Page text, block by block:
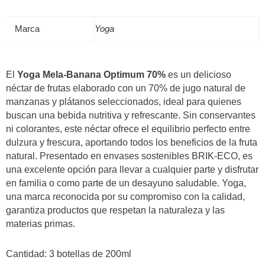
Marca Yoga
El Yoga Mela-Banana Optimum 70% es un delicioso
néctar de frutas elaborado con un 70% de jugo natural de
manzanas y plátanos seleccionados, ideal para quienes
buscan una bebida nutritiva y refrescante. Sin conservantes
ni colorantes, este néctar ofrece el equilibrio perfecto entre
dulzura y frescura, aportando todos los beneficios de la fruta
natural. Presentado en envases sostenibles BRIK-ECO, es
una excelente opción para llevar a cualquier parte y disfrutar
en familia o como parte de un desayuno saludable. Yoga,
una marca reconocida por su compromiso con la calidad,
garantiza productos que respetan la naturaleza y las
materias primas.
Cantidad: 3 botellas de 200ml